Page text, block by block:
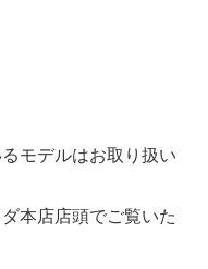
モデルはお取り扱い
本店店頭でご覧いた